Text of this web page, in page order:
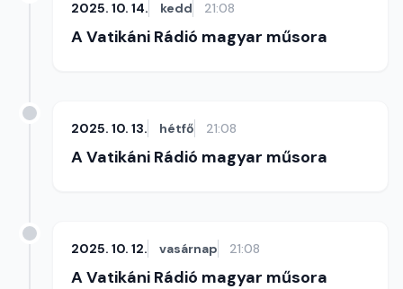
2025. 10. 14. kedd 21:08
A Vatikáni Rádió magyar műsora
2025. 10. 13. hétfő 21:08
A Vatikáni Rádió magyar műsora
2025. 10. 12. vasárnap 21:08
A Vatikáni Rádió magyar műsora